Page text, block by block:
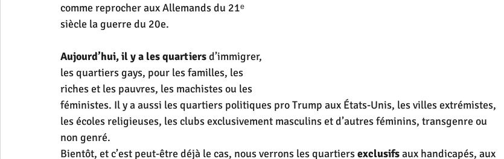
comme reprocher aux Allemands du 21ᵉ
siècle la guerre du 20e.
Aujourd’hui, il y a les quartiers d’immigrer,
les quartiers gays, pour les familles, les
riches et les pauvres, les machistes ou les
féministes. Il y a aussi les quartiers politiques pro Trump aux États-Unis, les villes extrémistes,
les écoles religieuses, les clubs exclusivement masculins et d’autres féminins, transgenre ou
non genré.
Bientôt, et c’est peut-être déjà le cas, nous verrons les quartiers exclusifs aux handicapés, aux